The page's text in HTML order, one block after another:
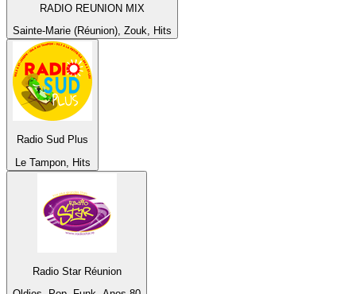
RADIO REUNION MIX
Sainte-Marie (Réunion), Zouk, Hits
Radio Sud Plus
Le Tampon, Hits
Radio Star Réunion